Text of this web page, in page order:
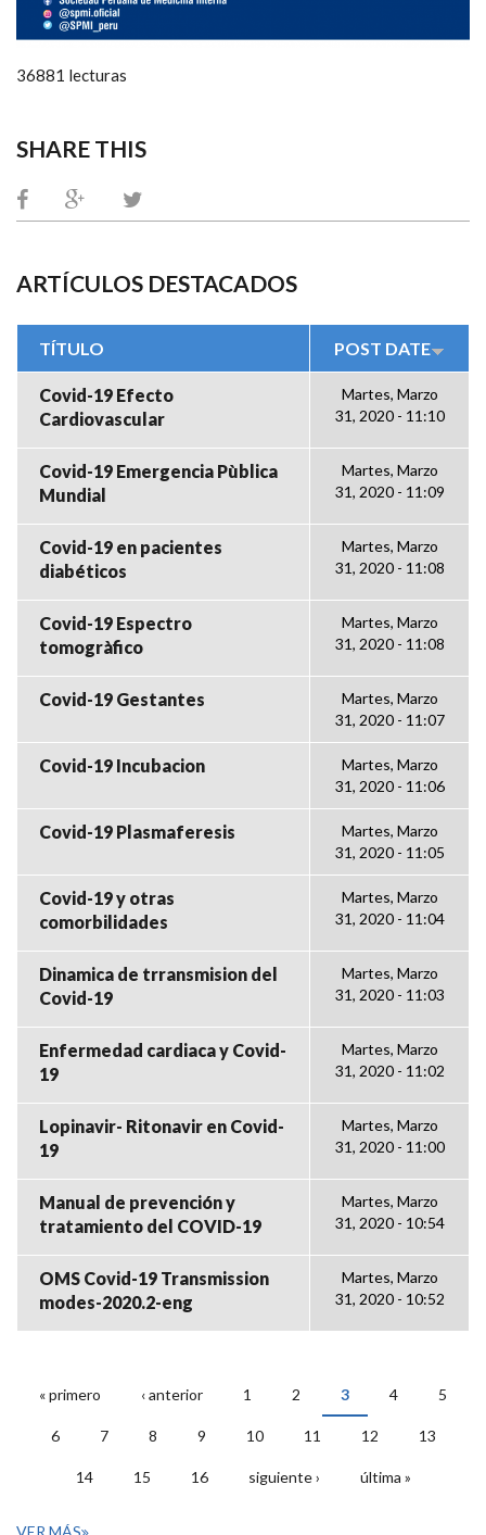
36881 lecturas
SHARE THIS
ARTÍCULOS DESTACADOS
TÍTULO POST DATE
Covid-19 Efecto
Cardiovascular
Martes, Marzo
31, 2020 - 11:10
Covid-19 Emergencia Pùblica
Mundial
Martes, Marzo
31, 2020 - 11:09
Covid-19 en pacientes
diabéticos
Martes, Marzo
31, 2020 - 11:08
Covid-19 Espectro
tomogràfico
Martes, Marzo
31, 2020 - 11:08
Covid-19 Gestantes
Martes, Marzo
31, 2020 - 11:07
Covid-19 Incubacion
Martes, Marzo
31, 2020 - 11:06
Covid-19 Plasmaferesis
Martes, Marzo
31, 2020 - 11:05
Covid-19 y otras
comorbilidades
Martes, Marzo
31, 2020 - 11:04
Dinamica de trransmision del
Covid-19
Martes, Marzo
31, 2020 - 11:03
Enfermedad cardiaca y Covid-
19
Martes, Marzo
31, 2020 - 11:02
Lopinavir- Ritonavir en Covid-
19
Martes, Marzo
31, 2020 - 11:00
Manual de prevención y
tratamiento del COVID-19
Martes, Marzo
31, 2020 - 10:54
OMS Covid-19 Transmission
modes-2020.2-eng
Martes, Marzo
31, 2020 - 10:52
PÁGINAS
« primero ‹ anterior 1 2 3 4 5
6 7 8 9 10 11 12 13
14 15 16 siguiente › última »
VER MÁS